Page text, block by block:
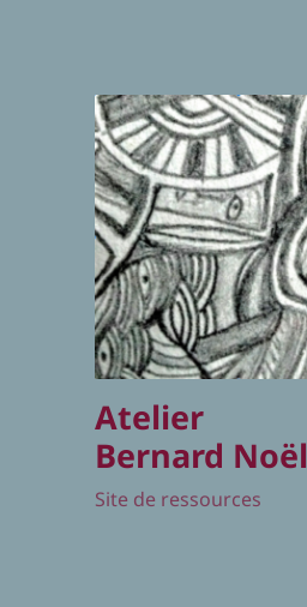
Atelier
Bernard Noël
Site de ressources